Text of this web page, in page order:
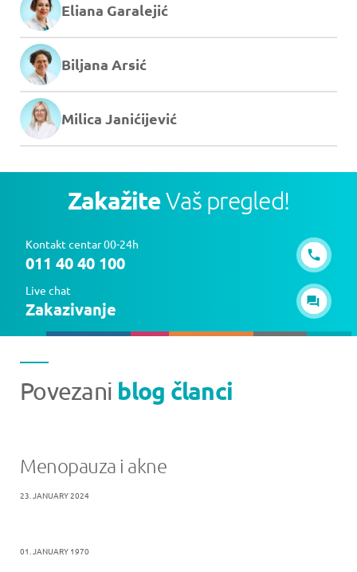
Eliana Garalejić
Biljana Arsić
Milica Janićijević
ZakažiteVaš pregled!
Kontakt centar 00-24h
011 40 40 100
Live chat
Zakazivanje
Povezani blog članci
Menopauza i akne
23. JANUARY 2024
01. JANUARY 1970